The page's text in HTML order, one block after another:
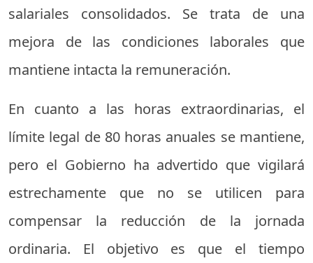
salariales consolidados. Se trata de una
mejora de las condiciones laborales que
mantiene intacta la remuneración.
En cuanto a las horas extraordinarias, el
límite legal de 80 horas anuales se mantiene,
pero el Gobierno ha advertido que vigilará
estrechamente que no se utilicen para
compensar la reducción de la jornada
ordinaria. El objetivo es que el tiempo